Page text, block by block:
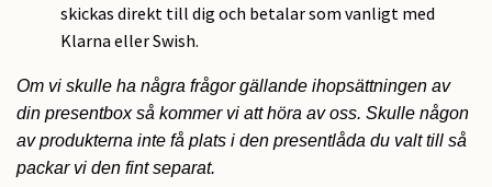
skickas direkt till dig och betalar som vanligt med
Klarna eller Swish.
Om vi skulle ha några frågor gällande ihopsättningen av
din presentbox så kommer vi att höra av oss. Skulle någon
av produkterna inte få plats i den presentlåda du valt till så
packar vi den fint separat.